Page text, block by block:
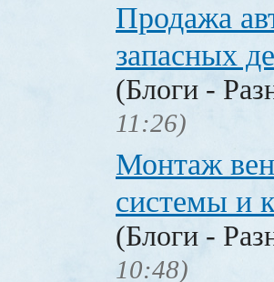
Продажа
запасных
(Блоги -
11:26)
Монтаж
системы и
(Блоги -
10:48)